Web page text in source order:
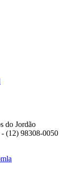
do Jordão
(12) 98308-0050